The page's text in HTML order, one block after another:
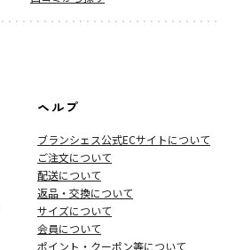
ヘルプ
ブランシェス公式ECサイトについて
ご注文について
配送について
返品・交換について
サイズについて
会員について
ポイント・クーポン等について